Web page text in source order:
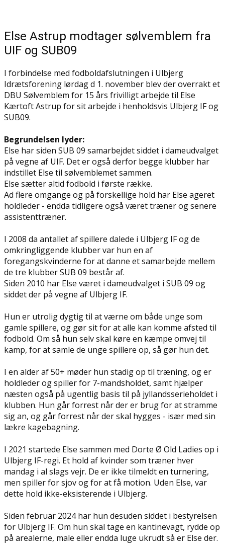
Else Astrup modtager sølvemblem fra
UIF og SUB09
I forbindelse med fodboldafslutningen i Ulbjerg
Idrætsforening lørdag d 1. november blev der overrakt et
DBU Sølvemblem for 15 års frivilligt arbejde til Else
Kærtoft Astrup for sit arbejde i henholdsvis Ulbjerg IF og
SUB09.
Begrundelsen lyder:
Else har siden SUB 09 samarbejdet siddet i dameudvalget
på vegne af UIF. Det er også derfor begge klubber har
indstillet Else til sølvemblemet sammen.
Else sætter altid fodbold i første række.
Ad flere omgange og på forskellige hold har Else ageret
holdleder - endda tidligere også været træner og senere
assistenttræner.
I 2008 da antallet af spillere dalede i Ulbjerg IF og de
omkringliggende klubber var hun en af
foregangskvinderne for at danne et samarbejde mellem
de tre klubber SUB 09 består af.
Siden 2010 har Else været i dameudvalget i SUB 09 og
siddet der på vegne af Ulbjerg IF.
Hun er utrolig dygtig til at værne om både unge som
gamle spillere, og gør sit for at alle kan komme afsted til
fodbold. Om så hun selv skal køre en kæmpe omvej til
kamp, for at samle de unge spillere op, så gør hun det.
I en alder af 50+ møder hun stadig op til træning, og er
holdleder og spiller for 7-mandsholdet, samt hjælper
næsten også på ugentlig basis til på jyllandsserieholdet i
klubben. Hun går forrest når der er brug for at stramme
sig an, og går forrest når der skal hygges - især med sin
lækre kagebagning.
I 2021 startede Else sammen med Dorte Ø Old Ladies op i
Ulbjerg IF-regi. Et hold af kvinder som træner hver
mandag i al slags vejr. De er ikke tilmeldt en turnering,
men spiller for sjov og for at få motion. Uden Else, var
dette hold ikke-eksisterende i Ulbjerg.
Siden februar 2024 har hun desuden siddet i bestyrelsen
for Ulbjerg IF. Om hun skal tage en kantinevagt, rydde op
på arealerne, male eller endda luge ukrudt så er Else der.